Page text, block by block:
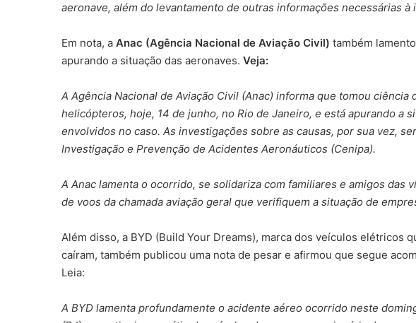
aeronave, além do levantamento de outras informações necessárias à
Em nota, a Anac (Agência Nacional de Aviação Civil) também
apurando a situação das aeronaves. Veja:
A Agência Nacional de Aviação Civil (Anac) informa que tomou
helicópteros, hoje, 14 de junho, no Rio de Janeiro, e está apurando a
envolvidos no caso. As investigações sobre as causas, por sua vez,
Investigação e Prevenção de Acidentes Aeronáuticos (Cenipa).
A Anac lamenta o ocorrido, se solidariza com familiares e amigos das
de voos da chamada aviação geral que verifiquem a situação de
Além disso, a BYD (Build Your Dreams), marca dos veículos elétricos
caíram, também publicou uma nota de pesar e afirmou que segue
Leia:
A BYD lamenta profundamente o acidente aéreo ocorrido neste